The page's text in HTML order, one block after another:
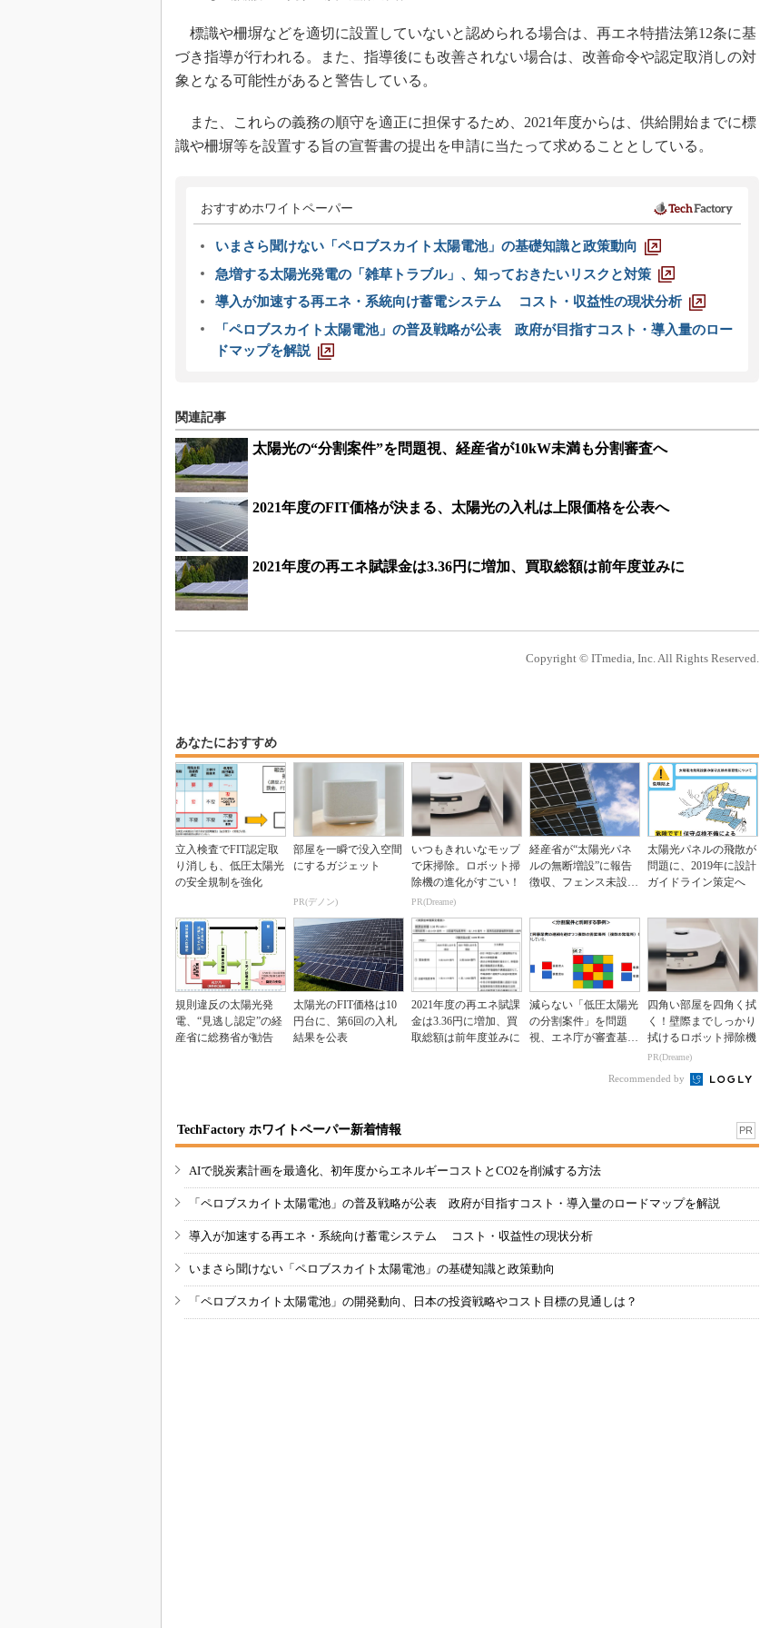
標識や柵塀などを適切に設置していないと認められる場合は、再エネ特措法第12条に基
づき指導が行われる。また、指導後にも改善されない場合は、改善命令や認定取消しの対
象となる可能性があると警告している。
また、これらの義務の順守を適正に担保するため、2021年度からは、供給開始までに標
識や柵塀等を設置する旨の宣誓書の提出を申請に当たって求めることとしている。
おすすめホワイトペーパー
いまさら聞けない「ペロブスカイト太陽電池」の基礎知識と政策動向
急増する太陽光発電の「雑草トラブル」、知っておきたいリスクと対策
導入が加速する再エネ・系統向け蓄電システム コスト・収益性の現状分析
「ペロブスカイト太陽電池」の普及戦略が公表 政府が目指すコスト・導入量のロー
ドマップを解説
関連記事
太陽光の“分割案件”を問題視、経産省が10kW未満も分割審査へ
2021年度のFIT価格が決まる、太陽光の入札は上限価格を公表へ
2021年度の再エネ賦課金は3.36円に増加、買取総額は前年度並みに
Copyright © ITmedia, Inc. All Rights Reserved.
あなたにおすすめ
立入検査でFIT認定取
り消しも、低圧太陽光
の安全規制を強化
部屋を一瞬で没入空間
にするガジェット
PR(デノン)
いつもきれいなモップ
で床掃除。ロボット掃
除機の進化がすごい！
PR(Dreame)
経産省が“太陽光パネ
ルの無断増設”に報告
徴収、フェンス未設置
太陽光パネルの飛散が
問題に、2019年に設計
ガイドライン策定へ
規則違反の太陽光発
電、“見逃し認定”の経
産省に総務省が勧告
太陽光のFIT価格は10
円台に、第6回の入札
結果を公表
2021年度の再エネ賦課
金は3.36円に増加、買
取総額は前年度並みに
減らない「低圧太陽光
の分割案件」を問題
視、エネ庁が審査基準
四角い部屋を四角く拭
く！壁際までしっかり
拭けるロボット掃除機
PR(Dreame)
Recommended by
TechFactory ホワイトペーパー新着情報 PR
AIで脱炭素計画を最適化、初年度からエネルギーコストとCO2を削減する方法
「ペロブスカイト太陽電池」の普及戦略が公表 政府が目指すコスト・導入量のロードマップを解説
導入が加速する再エネ・系統向け蓄電システム コスト・収益性の現状分析
いまさら聞けない「ペロブスカイト太陽電池」の基礎知識と政策動向
「ペロブスカイト太陽電池」の開発動向、日本の投資戦略やコスト目標の見通しは？